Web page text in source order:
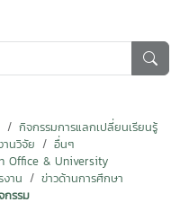
กิจกรรมการแลกเปลี่ยนเรียนรู้
านวิจัย
อื่นๆ
Office & University
าน
ข่าวด้านการศึกษา
กรรม